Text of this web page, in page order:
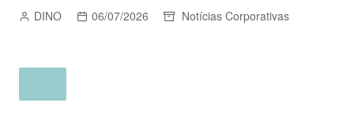
DINO 06/07/2026 Notícias Corporativas